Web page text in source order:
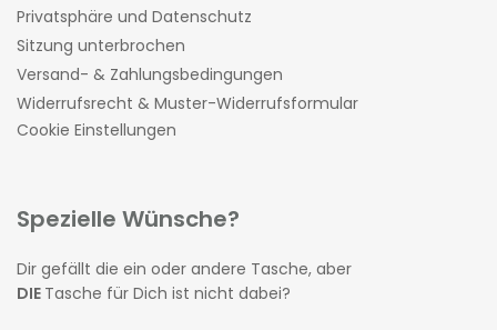
Privatsphäre und Datenschutz
Sitzung unterbrochen
Versand- & Zahlungsbedingungen
Widerrufsrecht & Muster-Widerrufsformular
Cookie Einstellungen
Spezielle Wünsche?
Dir gefällt die ein oder andere Tasche, aber
DIE Tasche für Dich ist nicht dabei?